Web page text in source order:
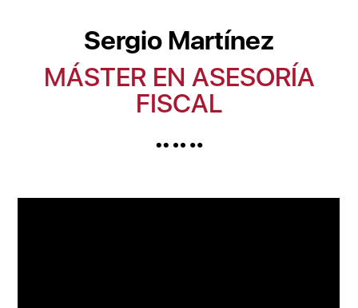
Sergio Martínez
MÁSTER EN ASESORÍA
FISCAL